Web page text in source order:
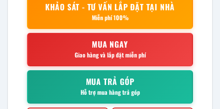
KHẢO SÁT - TƯ VẤN LẮP ĐẶT TẠI NHÀ
Miễn phí 100%
MUA NGAY
Giao hàng và lắp đặt miễn phí
MUA TRẢ GÓP
Hỗ trợ mua hàng trả góp